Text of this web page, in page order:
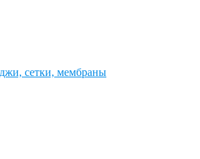
сетки, мембраны